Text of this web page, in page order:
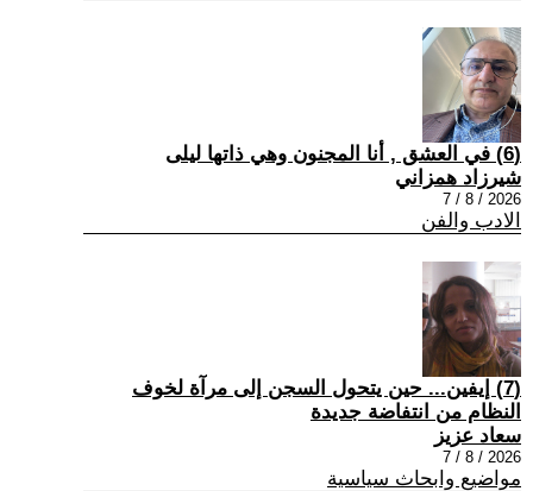
(6) في العشق , أنا المجنون وهي ذاتها ليلى
شيرزاد همزاني
2026 / 8 / 7
الادب والفن
(7) إيفين... حين يتحول السجن إلى مرآة لخوف
النظام من انتفاضة جديدة
سعاد عزيز
2026 / 8 / 7
مواضيع وابحاث سياسية